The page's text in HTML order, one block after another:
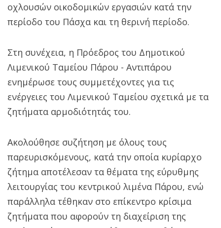
οχλουσών οικοδομικών εργασιών κατά την
περίοδο του Πάσχα και τη θερινή περίοδο.
Στη συνέχεια, η Πρόεδρος του Δημοτικού
Λιμενικού Ταμείου Πάρου - Αντιπάρου
ενημέρωσε τους συμμετέχοντες για τις
ενέργειες του Λιμενικού Ταμείου σχετικά με τα
ζητήματα αρμοδιότητάς του.
Ακολούθησε συζήτηση με όλους τους
παρευρισκόμενους, κατά την οποία κυρίαρχο
ζήτημα αποτέλεσαν τα θέματα της εύρυθμης
λειτουργίας του κεντρικού λιμένα Πάρου, ενώ
παράλληλα τέθηκαν στο επίκεντρο κρίσιμα
ζητήματα που αφορούν τη διαχείριση της